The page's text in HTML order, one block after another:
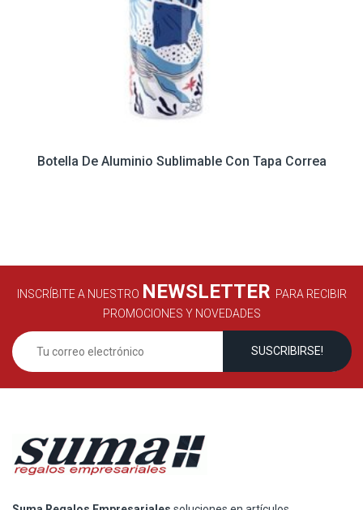
Botella De Aluminio Sublimable Con Tapa Correa
INSCRÍBITE A NUESTRO NEWSLETTER PARA RECIBIR
PROMOCIONES Y NOVEDADES